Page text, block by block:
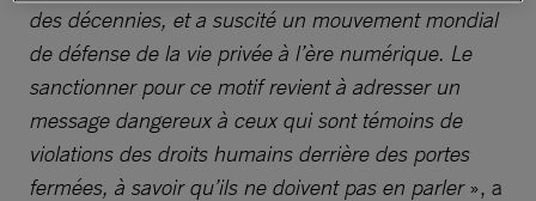
des décennies, et a suscité un mouvement mondial
de défense de la vie privée à l’ère numérique. Le
sanctionner pour ce motif revient à adresser un
message dangereux à ceux qui sont témoins de
violations des droits humains derrière des portes
fermées, à savoir qu’ils ne doivent pas en parler», a